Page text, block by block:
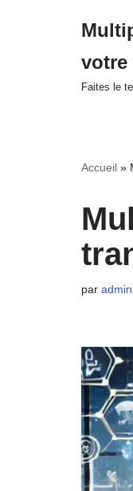
votre
Faites le
Accueil »
par